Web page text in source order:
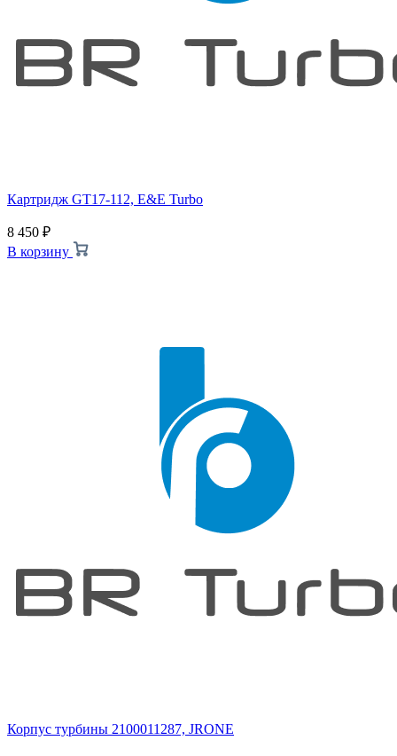
Картридж GT17-112, E&E Turbo
8 450 ₽
В корзину
Корпус турбины 2100011287, JRONE